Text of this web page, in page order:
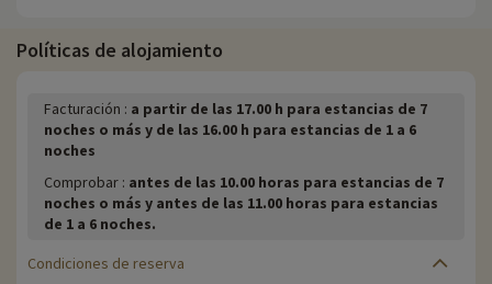
Políticas de alojamiento
Facturación : a partir de las 17.00 h para estancias de 7
noches o más y de las 16.00 h para estancias de 1 a 6
noches
Comprobar : antes de las 10.00 horas para estancias de 7
noches o más y antes de las 11.00 horas para estancias
de 1 a 6 noches.
Condiciones de reserva